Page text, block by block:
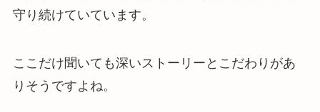
守り続けていています。
ここだけ聞いても深いストーリーとこだわりがあ
りそうですよね。